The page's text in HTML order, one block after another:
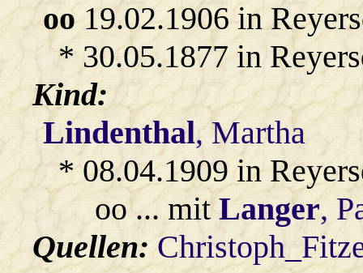
oo19.02.1906 in
* 30.05.1877 in
Kind:
Lindenthal, Martha
* 08.04.1909 in
oo ... mitLanger,
Quellen: